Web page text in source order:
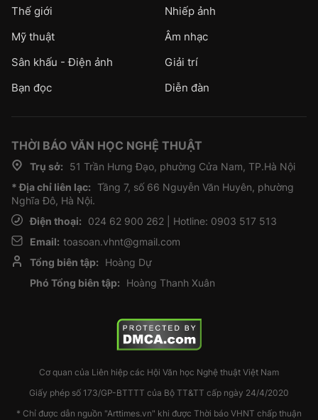
Thế giới
Nhiếp ảnh
Mỹ thuật
Âm nhạc
Sân khấu - Điện ảnh
Giải trí
Bạn đọc
Diễn đàn
THỜI BÁO VĂN HỌC NGHỆ THUẬT
Trụ sở:
51 Trần Hưng Đạo, phường Cửa Nam, TP.Hà Nội
* Địa chỉ liên lạc: Tầng 7, số 66 Nguyễn Văn Huyên, phường
Nghĩa Đô, Hà Nội.
Điện thoại:
024 62 900 262 | Hotline: 0903 517 513
Email: toasoan.vhnt@gmail.com
Tổng biên tập:
Hoàng Dự
Phó Tổng biên tập:
Hoàng Thanh Xuân
Cơ quan của Liên hiệp các Hội Văn học Nghệ thuật Việt Nam
Giấy phép số 173/GP-BTTTT của Bộ TT&TT cấp ngày 24/4/2020
* Chỉ được dẫn nguồn "Arttimes.vn" khi được Thời báo VHNT chấp thuận